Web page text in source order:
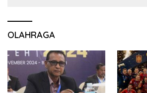
OLAHRAGA